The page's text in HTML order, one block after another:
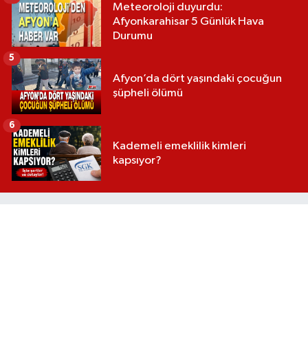
Meteoroloji duyurdu:
Afyonkarahisar 5 Günlük Hava
Durumu
Afyon’da dört yaşındaki çocuğun
şüpheli ölümü
5
Kademeli emeklilik kimleri
kapsıyor?
6